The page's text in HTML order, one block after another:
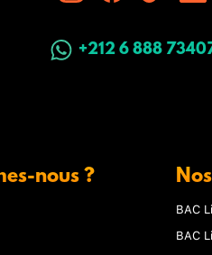
+212 6 888
nous ?
BAC
BAC